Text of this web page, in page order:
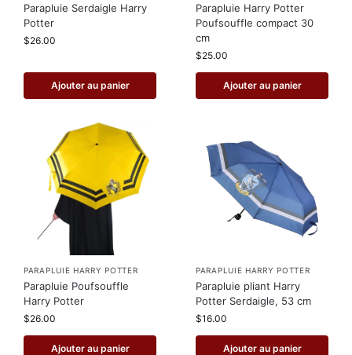
Parapluie Serdaigle Harry
Potter
$26.00
Ajouter au panier
Parapluie Harry Potter
Poufsouffle compact 30
cm
$25.00
Ajouter au panier
PARAPLUIE HARRY POTTER
Parapluie Poufsouffle
Harry Potter
$26.00
Ajouter au panier
PARAPLUIE HARRY POTTER
Parapluie pliant Harry
Potter Serdaigle, 53 cm
$16.00
Ajouter au panier